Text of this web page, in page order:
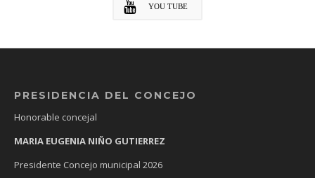
YOU TUBE
PRESIDENCIA DEL CONCEJO
Honorable concejal
MARIA EUGENIA NIÑO GUTIERREZ
Presidente Concejo municipal 2026